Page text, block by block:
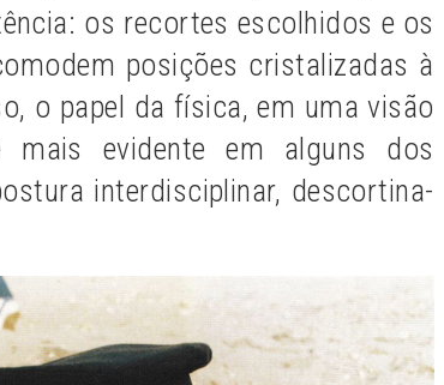
os recortes escolhidos e os
posições cristalizadas à
o papel da física, em uma visão
mais evidente em alguns dos
interdisciplinar, descortina-